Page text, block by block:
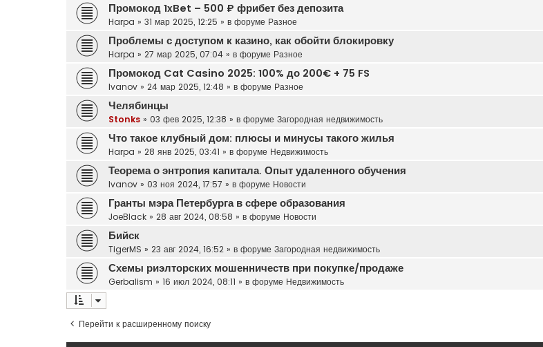
Промокод 1xBet – 500 ₽ фрибет без депозита
Harpa » 31 мар 2025, 12:25 » в форуме Разное
Проблемы с доступом к казино, как обойти блокировку
Harpa » 27 мар 2025, 07:04 » в форуме Разное
Промокод Cat Casino 2025: 100% до 200€ + 75 FS
Ivanov » 24 мар 2025, 12:48 » в форуме Разное
Челябинцы
Stonks » 03 фев 2025, 12:38 » в форуме Загородная недвижимость
Что такое клубный дом: плюсы и минусы такого жилья
Harpa » 28 янв 2025, 03:41 » в форуме Недвижимость
Теорема о энтропия капитала. Опыт удаленного обучения
Ivanov » 03 ноя 2024, 17:57 » в форуме Новости
Гранты мэра Петербурга в сфере образования
JoeBlack » 28 авг 2024, 08:58 » в форуме Новости
Бийск
TigerMS » 23 авг 2024, 16:52 » в форуме Загородная недвижимость
Схемы риэлторских мошенничеств при покупке/продаже
Gerbalism » 16 июл 2024, 08:11 » в форуме Недвижимость
Перейти к расширенному поиску